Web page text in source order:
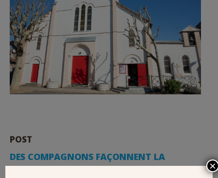
POST
DES COMPAGNONS FAÇONNENT LA
CHARPENTE DE NOTRE-DAME DE PARIS
×